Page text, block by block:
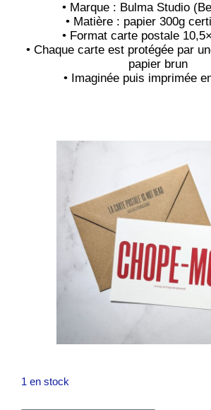
• Marque : Bulma Studio
• Matière : papier 300g
• Format carte postale
• Chaque carte est protégée par
papier brun
• Imaginée puis imprimée
1 en stock